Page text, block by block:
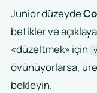
Junior düzeyde
betikler ve
«düzeltmek» için
övünüyorlarsa,
bekleyin.